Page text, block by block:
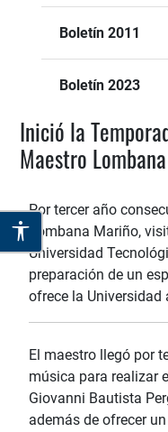
Boletín 2011
Boletín 2023
Inició la
Maestro Lombana
Por tercer año
Lombana Mariño,
Universidad
preparación de un
ofrece la Universidad
El maestro llegó por
música para realizar
Giovanni Bautista
además de ofrecer